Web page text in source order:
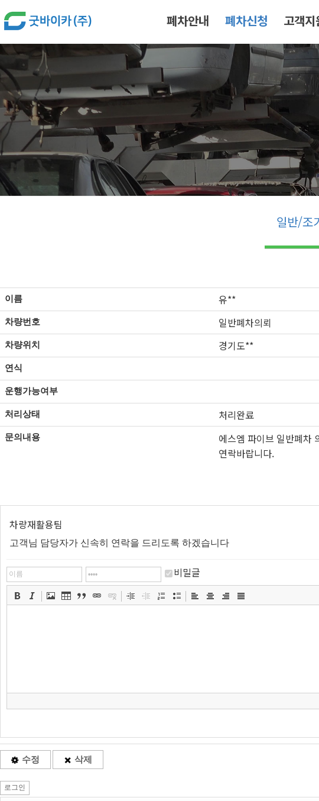
폐차안내 폐차신청 고객지
일반/조
이름 유**
차량번호 일반폐차의뢰
차량위치 경기도**
연식
운행가능여부
처리상태 처리완료
문의내용
에스엠 파이브 일반폐차
연락바랍니다.
차량재활용팀
고객님 담당자가 신속히 연락을 드리도록 하겠습니다
비밀글
수정 삭제
로그인